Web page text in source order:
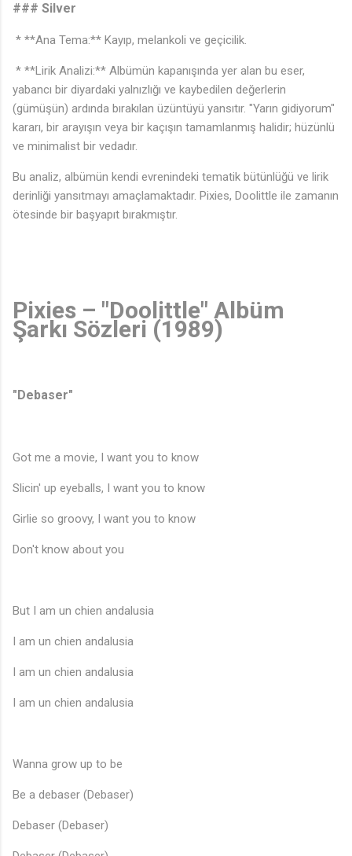
### Silver
* **Ana Tema:** Kayıp, melankoli ve geçicilik.
* **Lirik Analizi:** Albümün kapanışında yer alan bu eser,
yabancı bir diyardaki yalnızlığı ve kaybedilen değerlerin
(gümüşün) ardında bırakılan üzüntüyü yansıtır. "Yarın gidiyorum"
kararı, bir arayışın veya bir kaçışın tamamlanmış halidir; hüzünlü
ve minimalist bir vedadır.
Bu analiz, albümün kendi evrenindeki tematik bütünlüğü ve lirik
derinliği yansıtmayı amaçlamaktadır. Pixies, Doolittle ile zamanın
ötesinde bir başyapıt bırakmıştır.
Pixies – "Doolittle" Albüm
Şarkı Sözleri (1989)
"Debaser"
Got me a movie, I want you to know
Slicin' up eyeballs, I want you to know
Girlie so groovy, I want you to know
Don't know about you
But I am un chien andalusia
I am un chien andalusia
I am un chien andalusia
I am un chien andalusia
Wanna grow up to be
Be a debaser (Debaser)
Debaser (Debaser)